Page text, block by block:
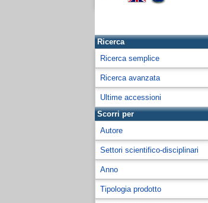
Ricerca
Ricerca semplice
Ricerca avanzata
Ultime accessioni
Scorri per
Autore
Settori scientifico-disciplinari
Anno
Tipologia prodotto